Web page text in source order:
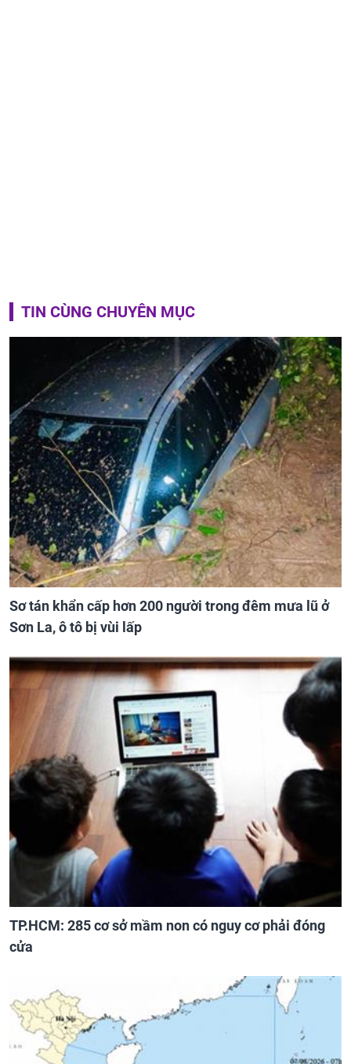
TIN CÙNG CHUYÊN MỤC
Sơ tán khẩn cấp hơn 200 người trong đêm mưa lũ ở
Sơn La, ô tô bị vùi lấp
TP.HCM: 285 cơ sở mầm non có nguy cơ phải đóng
cửa